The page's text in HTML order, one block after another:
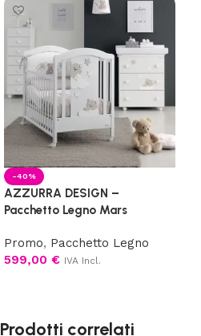
-40%
AZZURRA DESIGN –
Pacchetto Legno Mars
Promo, Pacchetto Legno
599,00 € IVA Incl.
Prodotti correlati